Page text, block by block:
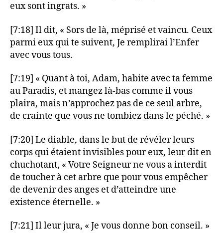
eux sont ingrats. »
[7:18] Il dit, « Sors de là, méprisé et vaincu. Ceux
parmi eux qui te suivent, Je remplirai l’Enfer
avec vous tous.
[7:19] « Quant à toi, Adam, habite avec ta femme
au Paradis, et mangez là-bas comme il vous
plaira, mais n’approchez pas de ce seul arbre,
de crainte que vous ne tombiez dans le péché. »
[7:20] Le diable, dans le but de révéler leurs
corps qui étaient invisibles pour eux, leur dit en
chuchotant, « Votre Seigneur ne vous a interdit
de toucher à cet arbre que pour vous empêcher
de devenir des anges et d’atteindre une
existence éternelle. »
[7:21] Il leur jura, « Je vous donne bon conseil. »